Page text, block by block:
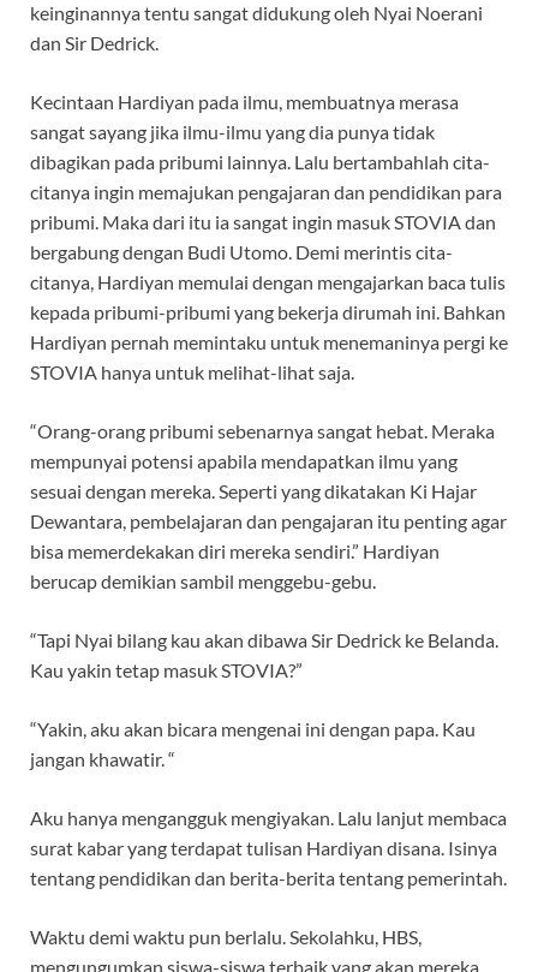
keinginannya tentu sangat didukung oleh Nyai Noerani
dan Sir Dedrick.
Kecintaan Hardiyan pada ilmu, membuatnya merasa
sangat sayang jika ilmu-ilmu yang dia punya tidak
dibagikan pada pribumi lainnya. Lalu bertambahlah cita-
citanya ingin memajukan pengajaran dan pendidikan para
pribumi. Maka dari itu ia sangat ingin masuk STOVIA dan
bergabung dengan Budi Utomo. Demi merintis cita-
citanya, Hardiyan memulai dengan mengajarkan baca tulis
kepada pribumi-pribumi yang bekerja dirumah ini. Bahkan
Hardiyan pernah memintaku untuk menemaninya pergi ke
STOVIA hanya untuk melihat-lihat saja.
“Orang-orang pribumi sebenarnya sangat hebat. Meraka
mempunyai potensi apabila mendapatkan ilmu yang
sesuai dengan mereka. Seperti yang dikatakan Ki Hajar
Dewantara, pembelajaran dan pengajaran itu penting agar
bisa memerdekakan diri mereka sendiri.” Hardiyan
berucap demikian sambil menggebu-gebu.
“Tapi Nyai bilang kau akan dibawa Sir Dedrick ke Belanda.
Kau yakin tetap masuk STOVIA?”
“Yakin, aku akan bicara mengenai ini dengan papa. Kau
jangan khawatir. “
Aku hanya mengangguk mengiyakan. Lalu lanjut membaca
surat kabar yang terdapat tulisan Hardiyan disana. Isinya
tentang pendidikan dan berita-berita tentang pemerintah.
Waktu demi waktu pun berlalu. Sekolahku, HBS,
mengungumkan siswa-siswa terbaik yang akan mereka